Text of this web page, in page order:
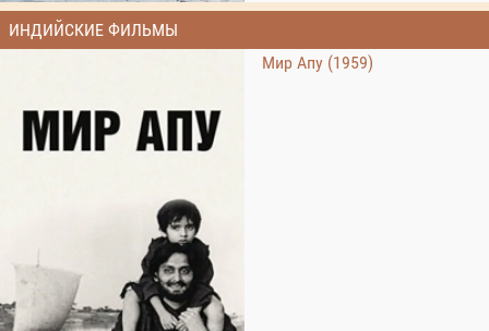
ИНДИЙСКИЕ ФИЛЬМЫ
Мир Апу (1959)